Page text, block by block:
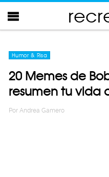
Humor & Risa
20 Memes de
resumen tu vida
Por Andrea Gamero